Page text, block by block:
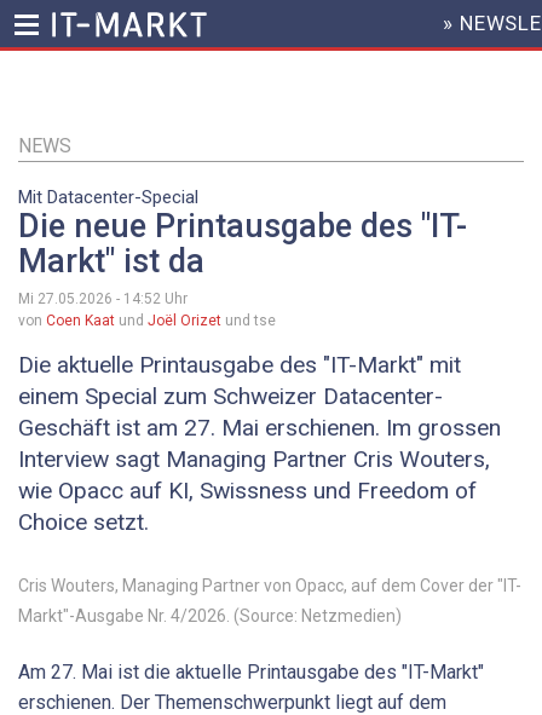
Inhalt
HEADER
MENU
»
NEWS
Mit Datacenter-Special
Die neue Printausgabe des "IT-
Markt" ist da
Mi 27.05.2026 - 14:52 Uhr
von Coen Kaat und Joël Orizet und tse
Die aktuelle Printausgabe des "IT-Markt" mit
einem Special zum Schweizer Datacenter-
Geschäft ist am 27. Mai erschienen. Im grossen
Interview sagt Managing Partner Cris Wouters,
wie Opacc auf KI, Swissness und Freedom of
Choice setzt.
Cris Wouters, Managing Partner von Opacc, auf dem Cover der "IT-
Markt"-Ausgabe Nr. 4/2026. (Source: Netzmedien)
Am 27. Mai ist die aktuelle Printausgabe des "IT-Markt"
erschienen. Der Themenschwerpunkt liegt auf dem